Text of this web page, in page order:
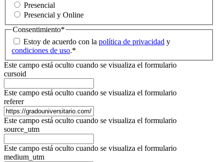
Presencial
Presencial y Online
Consentimiento*
Estoy de acuerdo con la política de privacidad y
condiciones de uso.*
Este campo está oculto cuando se visualiza el formulario
cursoid
Este campo está oculto cuando se visualiza el formulario
referer
Este campo está oculto cuando se visualiza el formulario
source_utm
Este campo está oculto cuando se visualiza el formulario
medium_utm